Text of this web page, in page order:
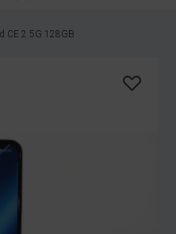
CE 2 5G 128GB